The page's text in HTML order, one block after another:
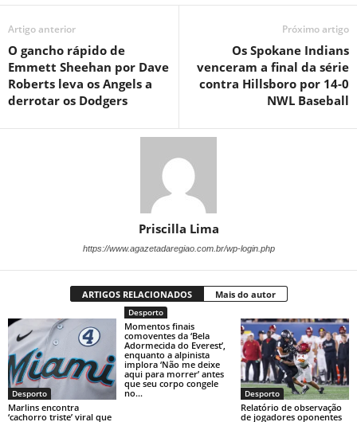
Artigo anterior
O gancho rápido de
Emmett Sheehan por Dave
Roberts leva os Angels a
derrotar os Dodgers
Próximo artigo
Os Spokane Indians
venceram a final da série
contra Hillsboro por 14-0
NWL Baseball
Priscilla Lima
https://www.agazetadaregiao.com.br/wp-login.php
ARTIGOS RELACIONADOS Mais do autor
Desporto
Marlins encontra
‘cachorro triste’ viral que
Desporto
Momentos finais
comoventes da ‘Bela
Adormecida do Everest’,
enquanto a alpinista
implora ‘Não me deixe
aqui para morrer’ antes
que seu corpo congele
no...
Desporto
Relatório de observação
de jogadores oponentes